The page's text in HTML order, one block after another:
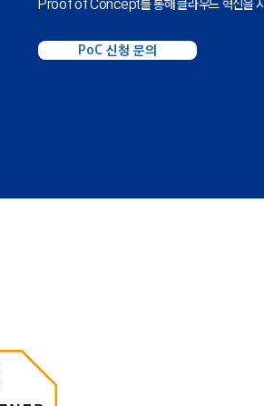
Proof of Concept를 통해 클라우드 혁신을
PoC 신청 문의